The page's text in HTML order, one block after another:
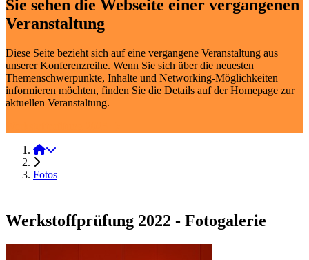
Sie sehen die Webseite einer vergangenen
Veranstaltung
Diese Seite bezieht sich auf eine vergangene Veranstaltung aus
unserer Konferenzreihe. Wenn Sie sich über die neuesten
Themenschwerpunkte, Inhalte und Networking-Möglichkeiten
informieren möchten, finden Sie die Details auf der Homepage zur
aktuellen Veranstaltung.
Werkstoffprüfung 2022
Fotos
Werkstoffprüfung 2022 - Fotogalerie